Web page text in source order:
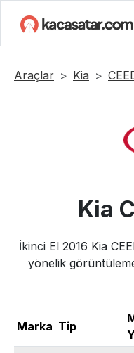
Araçlar Kia
Kia
İkinci El 2016 Kia
yönelik
Marka Tip